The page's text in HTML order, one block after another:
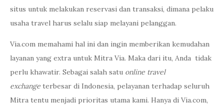
situs untuk melakukan reservasi dan transaksi, dimana pelaku
usaha travel harus selalu siap melayani pelanggan.
Via.com memahami hal ini dan ingin memberikan kemudahan
layanan yang extra untuk Mitra Via. Maka dari itu, Anda tidak
perlu khawatir. Sebagai salah satu online travel
exchange terbesar di Indonesia, pelayanan terhadap seluruh
Mitra tentu menjadi prioritas utama kami. Hanya di Via.com,